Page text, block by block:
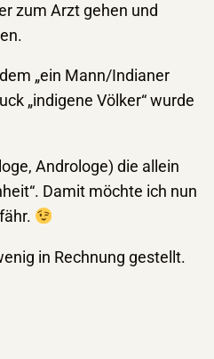
zum Arzt gehen und
„ein Mann/Indianer
„indigene Völker“ wurde
Androloge) die allein
Damit möchte ich nun
in Rechnung gestellt.